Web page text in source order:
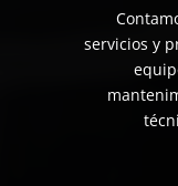
servicios y